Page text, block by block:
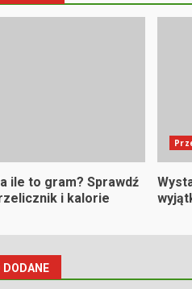
ile to gram? Sprawdź
i kalorie
DODANE